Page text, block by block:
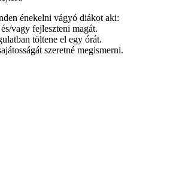
énekelni vágyó diákot aki:
vagy fejleszteni magát.
töltene el egy órát.
szeretné megismerni.